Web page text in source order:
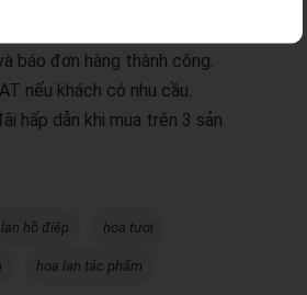
báo đơn hàng thành công.
nếu khách có nhu cầu.
hấp dẫn khi mua trên 3 sản
hồ điệp hoa tươi
hoa lan tác phẩm